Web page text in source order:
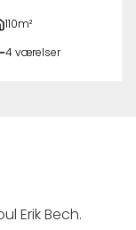
110m²
4 værelser
Erik Bech.